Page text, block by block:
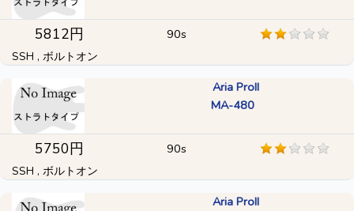
5812円 90s
SSH , ボルトオン
Aria ProII
MA-480
5750円 90s
SSH , ボルトオン
Aria ProII